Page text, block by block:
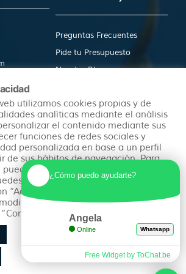
Preguntas Frecuentes
Pide tu Presupuesto
Nuestro Blog
Políticas
Condiciones Generales
Aviso Legal
utilizamos cookies propias y de
analíticas mediante el análisis
el contenido mediante sus
funciones de redes sociales y
personalizada en base a un perfil
de sus hábitos de navegación. Para
consultar nuestra política de
aceptar todas las cookies
“Aceptar” o puedes aceptarlas de
su selección o rechazar su
de Privacidad”.
¿Cómo puedo ayudarte?
Angela
Online Whatsapp
Free Widget by ToChat.be